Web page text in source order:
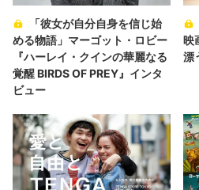
「彼女が自分自身を信じ始
める物語」マーゴット・ロビー
『ハーレイ・クインの華麗なる
覚醒 BIRDS OF PREY』インタ
ビュー
映
漂